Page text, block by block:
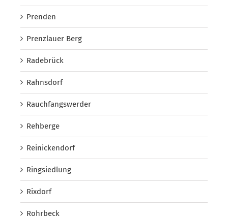
Prenden
Prenzlauer Berg
Radebrück
Rahnsdorf
Rauchfangswerder
Rehberge
Reinickendorf
Ringsiedlung
Rixdorf
Rohrbeck